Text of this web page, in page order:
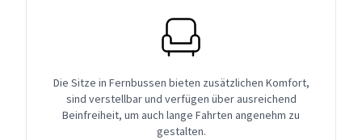
Die Sitze in Fernbussen bieten zusätzlichen Komfort,
sind verstellbar und verfügen über ausreichend
Beinfreiheit, um auch lange Fahrten angenehm zu
gestalten.